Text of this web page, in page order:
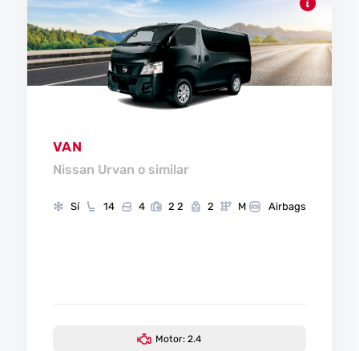
VAN
Nissan Urvan o similar
Sí 14 4 2 2 2 M Airbags
Motor: 2.4